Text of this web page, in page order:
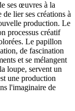
ses œuvres à la
lier ses créations à
production. Le
processus créatif
Le papillon
de fascination
et se mélangent
loupe, servent un
une production
l'imaginaire de